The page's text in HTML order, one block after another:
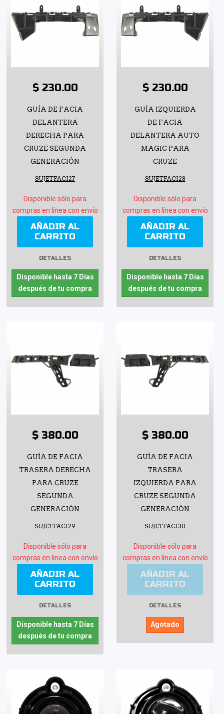
$ 230.00
GUÍA DE FACIA
DELANTERA
DERECHA PARA
CRUZE SEGUNDA
GENERACIÓN
SUJETFACI27
Disponible sólo para
compras en línea con envío
AÑADIR AL
CARRITO
DETALLES
Disponible hasta 7 Días
después de tu compra
$ 230.00
GUÍA IZQUIERDA
DE FACIA
DELANTERA AUTO
MAGIC PARA
CRUZE
SUJETFACI28
Disponible sólo para
compras en línea con envío
AÑADIR AL
CARRITO
DETALLES
Disponible hasta 7 Días
después de tu compra
$ 380.00
GUÍA DE FACIA
TRASERA DERECHA
PARA CRUZE
SEGUNDA
GENERACIÓN
SUJETFACI29
Disponible sólo para
compras en línea con envío
AÑADIR AL
CARRITO
DETALLES
Disponible hasta 7 Días
después de tu compra
$ 380.00
GUÍA DE FACIA
TRASERA
IZQUIERDA PARA
CRUZE SEGUNDA
GENERACIÓN
SUJETFACI30
Disponible sólo para
compras en línea con envío
AÑADIR AL
CARRITO
DETALLES
Agotado